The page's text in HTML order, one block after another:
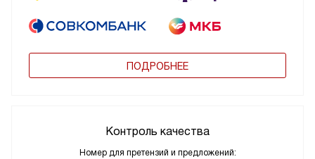
ПОДРОБНЕЕ
Контроль качества
Номер для претензий и предложений: